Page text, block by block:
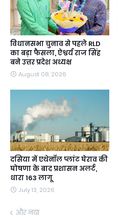
विधानसभा चुनाव से पहले RLD
का बड़ा फैसला, ऐश्वर्य राज सिंह
बने उत्तर प्रदेश अध्यक्ष
August 08, 2026
दसिया में एथेनॉल प्लांट घेराव की
घोषणा के बाद प्रशासन अलर्ट,
धारा 163 लागू
July 13, 2026
और नया